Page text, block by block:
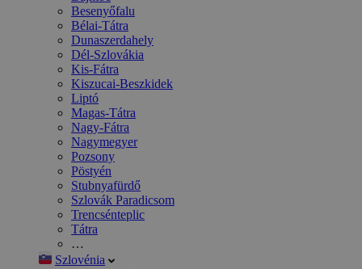
Besenyőfalu
Bélai-Tátra
Dunaszerdahely
Dél-Szlovákia
Kis-Fátra
Kiszucai-Beszkidek
Liptó
Magas-Tátra
Nagy-Fátra
Nagymegyer
Pozsony
Pöstyén
Stubnyafürdő
Szlovák Paradicsom
Trencsénteplic
Tátra
…
Szlovénia